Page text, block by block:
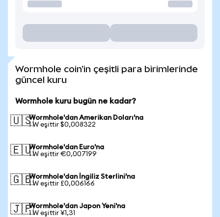
Wormhole coin'in çeşitli para birimlerinde
güncel kuru
Wormhole kuru bugün ne kadar?
🇺🇸Wormhole'dan Amerikan Doları'na
1 W eşittir $0,008322
🇪🇺Wormhole'dan Euro'na
1 W eşittir €0,007199
🇬🇧Wormhole'dan İngiliz Sterlini'na
1 W eşittir £0,006166
🇯🇵Wormhole'dan Japon Yeni'na
1 W eşittir ¥1,31